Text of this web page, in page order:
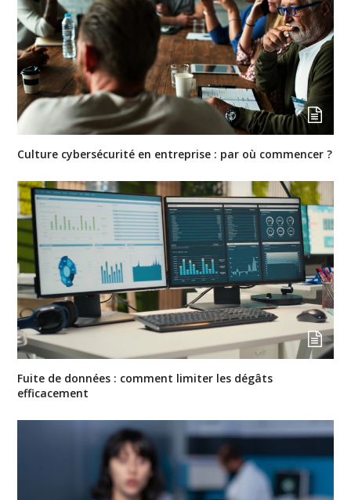
Culture cybersécurité en entreprise : par où commencer ?
Fuite de données : comment limiter les dégâts
efficacement